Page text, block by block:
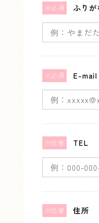
ふりが
※必須
E-mail
※必須
TEL
※任意
住所
※任意